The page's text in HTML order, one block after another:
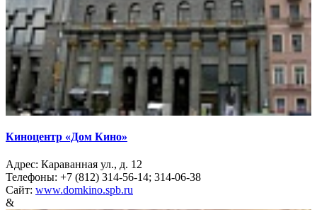
Киноцентр «Дом Кино»
Адрес: Караванная ул., д. 12
Телефоны: +7 (812) 314-56-14; 314-06-38
Сайт: www.domkino.spb.ru
&